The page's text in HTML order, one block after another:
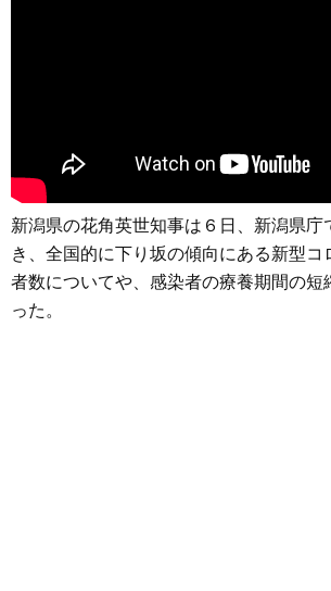
新潟県の花角英世知事は６日、新潟県庁
き、全国的に下り坂の傾向にある新型コ
者数についてや、感染者の療養期間の短
った。